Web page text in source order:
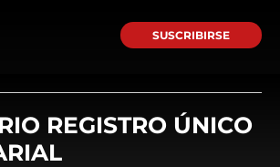
SUSCRIBIRSE
REGISTRO ÚNICO